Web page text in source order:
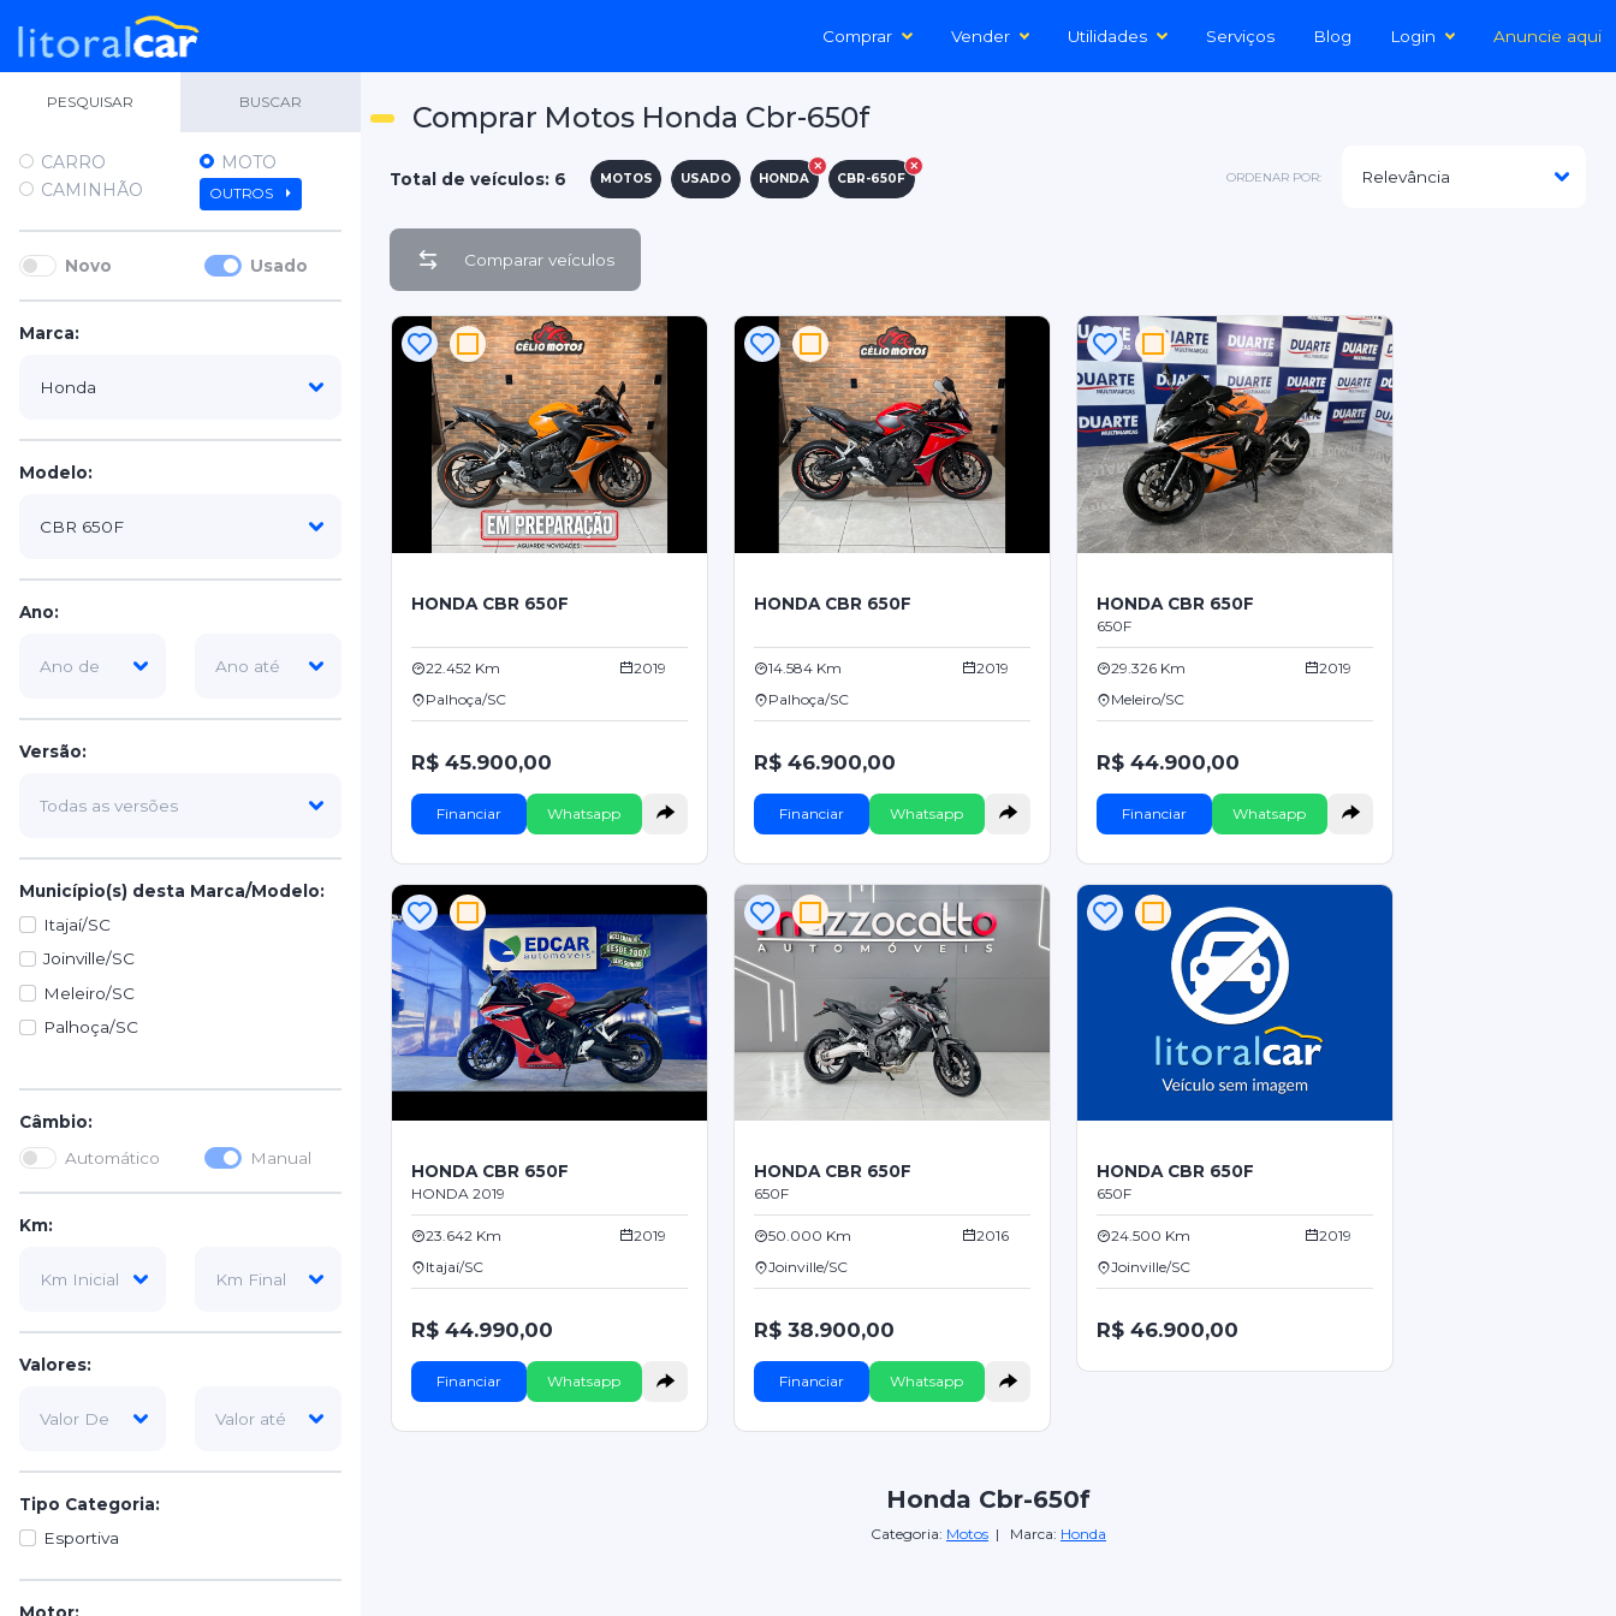
Comprar Vender Utilidades Serviços Blog Login Anuncie aqui
PESQUISAR BUSCAR
CARRO
MOTO
CAMINHÃO
OUTROS
Novo Usado
Marca:
Modelo:
Ano:
Versão:
Município(s) desta Marca/Modelo:
Itajaí/SC
Joinville/SC
Meleiro/SC
Palhoça/SC
Câmbio:
Automático
Manual
Km:
Valores:
Tipo Categoria:
Esportiva
Comprar Motos Honda Cbr-650f
Total de veículos: 6 MOTOS USADO HONDA CBR-650F ORDENAR POR:
Comparar veículos
HONDA CBR 650F
22.452 Km
2019
Palhoça/SC
R$ 45.900,00
Financiar Whatsapp
HONDA CBR 650F
14.584 Km
2019
Palhoça/SC
R$ 46.900,00
Financiar Whatsapp
HONDA CBR 650F
650F
29.326 Km
2019
Meleiro/SC
R$ 44.900,00
Financiar Whatsapp
HONDA CBR 650F
HONDA 2019
23.642 Km
2019
Itajaí/SC
R$ 44.990,00
Financiar Whatsapp
HONDA CBR 650F
650F
50.000 Km
2016
Joinville/SC
R$ 38.900,00
Financiar Whatsapp
HONDA CBR 650F
650F
24.500 Km
2019
Joinville/SC
R$ 46.900,00
Honda Cbr-650f
Categoria: Motos | Marca: Honda